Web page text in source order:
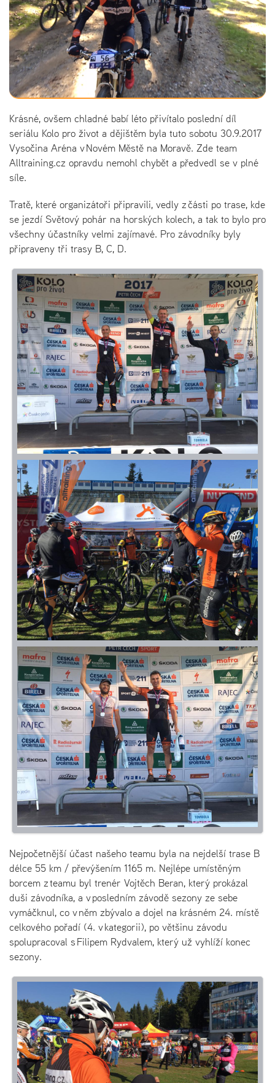
Krásné, ovšem chladné babí léto přivítalo poslední díl
seriálu Kolo pro život a dějištěm byla tuto sobotu 30.9.2017
Vysočina Aréna v Novém Městě na Moravě. Zde team
Alltraining.cz opravdu nemohl chybět a předvedl se v plné
síle.
Tratě, které organizátoři připravili, vedly z části po trase, kde
se jezdí Světový pohár na horských kolech, a tak to bylo pro
všechny účastníky velmi zajímavé. Pro závodníky byly
připraveny tři trasy B, C, D.
Nejpočetnější účast našeho teamu byla na nejdelší trase B
délce 55 km / převýšením 1165 m. Nejlépe umístěným
borcem z teamu byl trenér Vojtěch Beran, který prokázal
duši závodníka, a v posledním závodě sezony ze sebe
vymáčknul, co v něm zbývalo a dojel na krásném 24. místě
celkového pořadí (4. v kategorii), po většinu závodu
spolupracoval s Filipem Rydvalem, který už vyhlíží konec
sezony.